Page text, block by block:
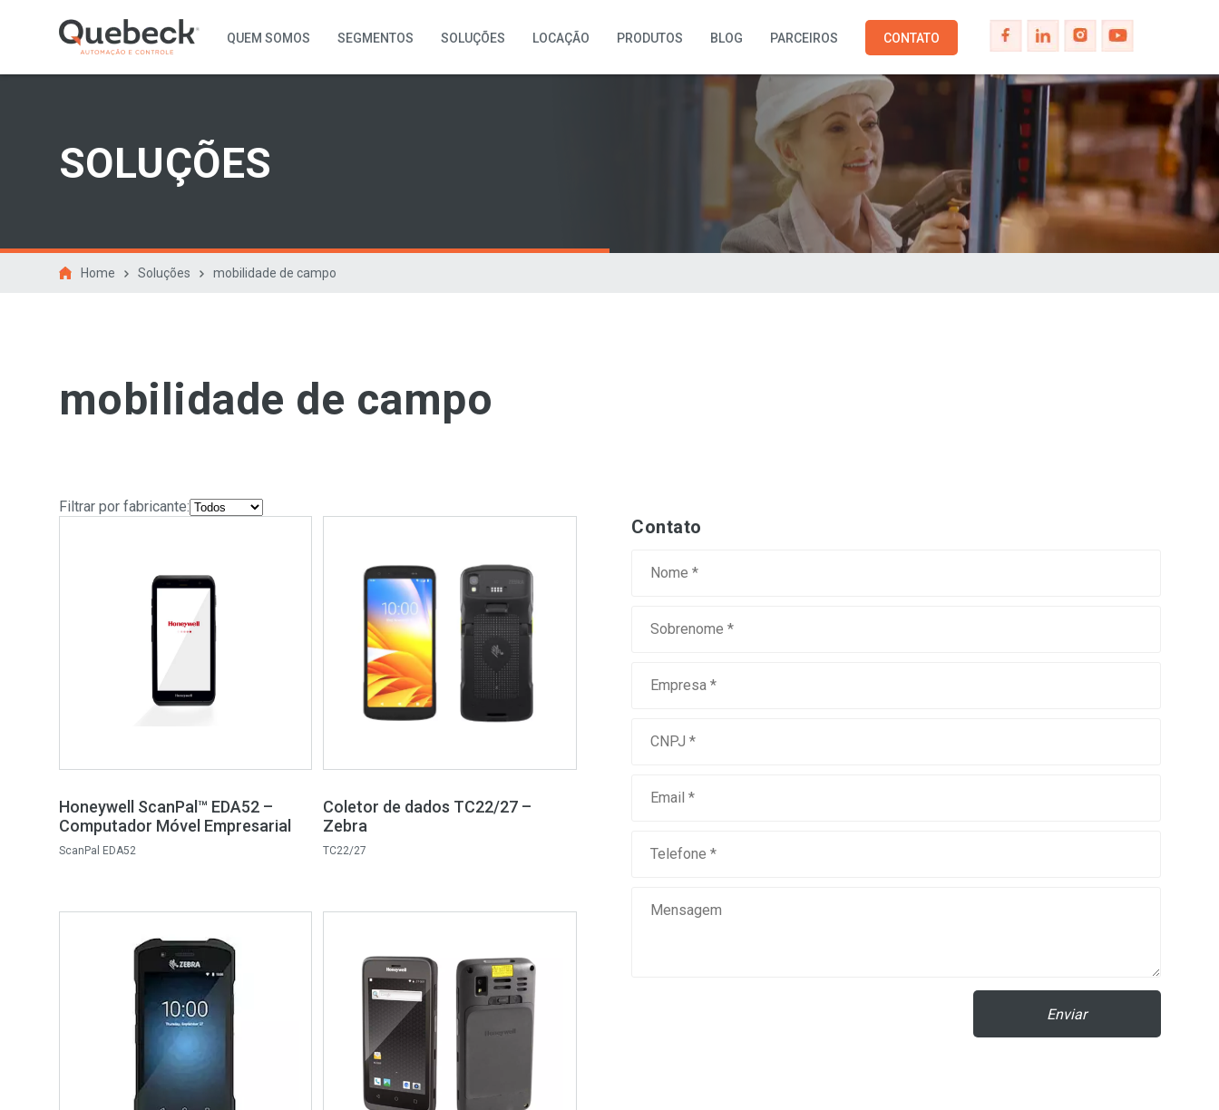
QUEM SOMOS SEGMENTOS SOLUÇÕES LOCAÇÃO PRODUTOS BLOG PARCEIROS CONTATO
SOLUÇÕES
Home Soluções mobilidade de campo
mobilidade de campo
Filtrar por fabricante:
Honeywell ScanPal™ EDA52 –
Computador Móvel Empresarial
ScanPal EDA52
Coletor de dados TC22/27 –
Zebra
TC22/27
Contato
Enviar